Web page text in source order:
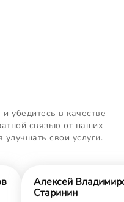
убедитесь в качестве
связью от наших
улучшать свои услуги.
Алексей
Старинин